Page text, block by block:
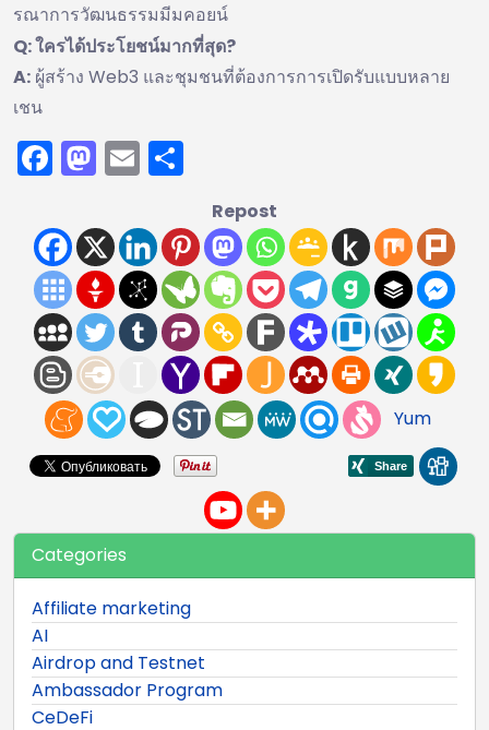
รณาการวัฒนธรรมมีมคอยน์
Q: ใครได้ประโยชน์มากที่สุด?
A: ผู้สร้าง Web3 และชุมชนที่ต้องการการเปิดรับแบบหลาย
เชน
Facebook
Mastodon
Email
Repost
Yum
Categories
Affiliate marketing
AI
Airdrop and Testnet
Ambassador Program
CeDeFi